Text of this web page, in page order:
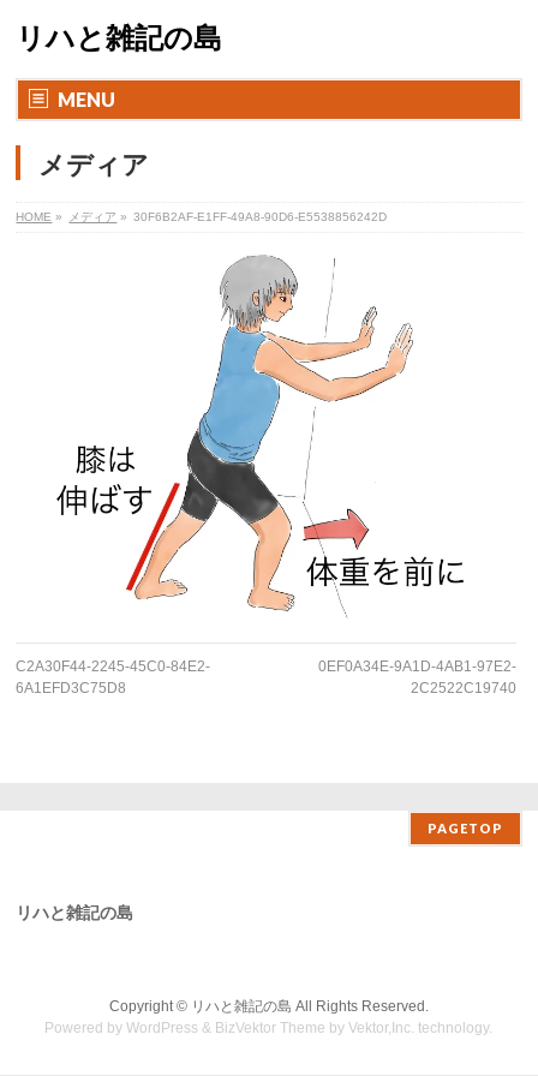
リハと雑記の島
MENU
メディア
HOME » メディア » 30F6B2AF-E1FF-49A8-90D6-E5538856242D
C2A30F44-2245-45C0-84E2-
6A1EFD3C75D8
0EF0A34E-9A1D-4AB1-97E2-
2C2522C19740
PAGETOP
リハと雑記の島
Copyright © リハと雑記の島 All Rights Reserved.
Powered byWordPress & BizVektor Theme by Vektor,Inc. technology.